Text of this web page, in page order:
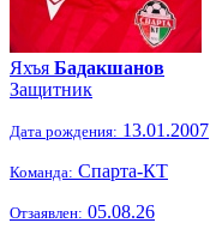
Яхъя Бадакшанов
Защитник
Дата рождения: 13.01.2007
Команда: Спарта-КТ
Отзаявлен: 05.08.26